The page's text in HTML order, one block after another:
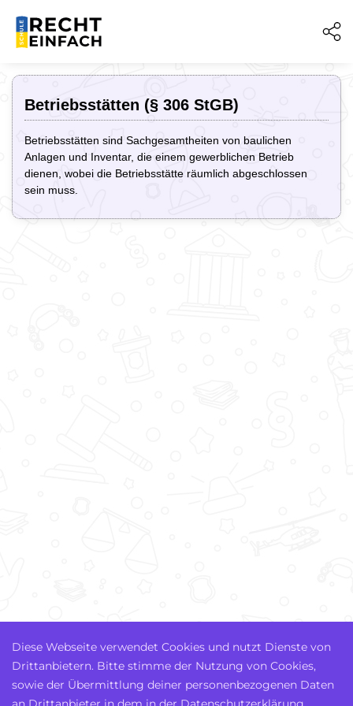
Betriebsstätten (§ 306 StGB)
Betriebsstätten sind Sachgesamtheiten von baulichen
Anlagen und Inventar, die einem gewerblichen Betrieb
dienen, wobei die Betriebsstätte räumlich abgeschlossen
sein muss.
Diese Webseite verwendet Cookies und nutzt Dienste von
Drittanbietern. Bitte stimme der Nutzung von Cookies,
sowie der Übermittlung deiner personenbezogenen Daten